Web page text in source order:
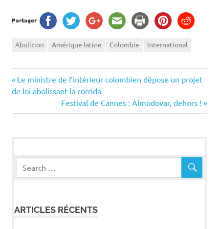
Partager
Abolition Amérique latine Colombie International
Navigation
Previous
Post:
Le ministre de l’intérieur colombien dépose un projet
de loi abolissant la corrida
Next
Post:
Festival de Cannes : Almodovar, dehors !
ARTICLES RÉCENTS